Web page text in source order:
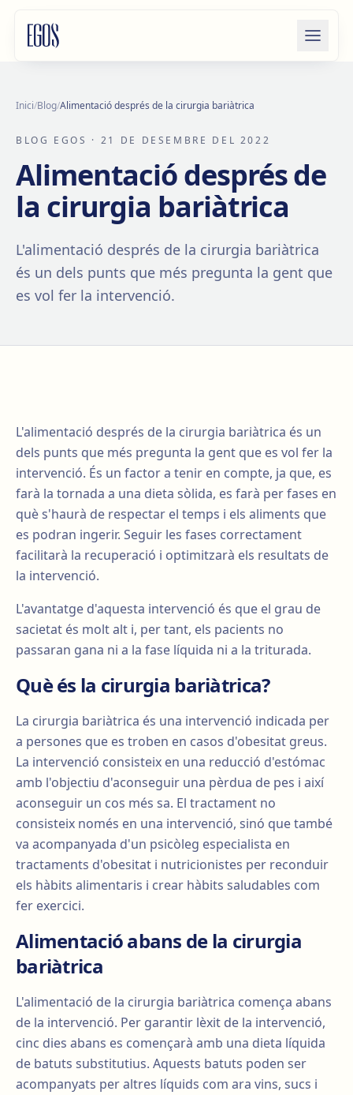
Inici/Blog/Alimentació després de la cirurgia bariàtrica
BLOG EGOS · 21 DE DESEMBRE DEL 2022
Alimentació després de
la cirurgia bariàtrica
L'alimentació després de la cirurgia bariàtrica
és un dels punts que més pregunta la gent que
es vol fer la intervenció.
L'alimentació després de la cirurgia bariàtrica és un
dels punts que més pregunta la gent que es vol fer la
intervenció. És un factor a tenir en compte, ja que, es
farà la tornada a una dieta sòlida, es farà per fases en
què s'haurà de respectar el temps i els aliments que
es podran ingerir. Seguir les fases correctament
facilitarà la recuperació i optimitzarà els resultats de
la intervenció.
L'avantatge d'aquesta intervenció és que el grau de
sacietat és molt alt i, per tant, els pacients no
passaran gana ni a la fase líquida ni a la triturada.
Què és la cirurgia bariàtrica?
La cirurgia bariàtrica és una intervenció indicada per
a persones que es troben en casos d'obesitat greus.
La intervenció consisteix en una reducció d'estómac
amb l'objectiu d'aconseguir una pèrdua de pes i així
aconseguir un cos més sa. El tractament no
consisteix només en una intervenció, sinó que també
va acompanyada d'un psicòleg especialista en
tractaments d'obesitat i nutricionistes per reconduir
els hàbits alimentaris i crear hàbits saludables com
fer exercici.
Alimentació abans de la cirurgia
bariàtrica
L'alimentació de la cirurgia bariàtrica comença abans
de la intervenció. Per garantir lèxit de la intervenció,
cinc dies abans es començarà amb una dieta líquida
de batuts substitutius. Aquests batuts poden ser
acompanyats per altres líquids com ara vins, sucs i